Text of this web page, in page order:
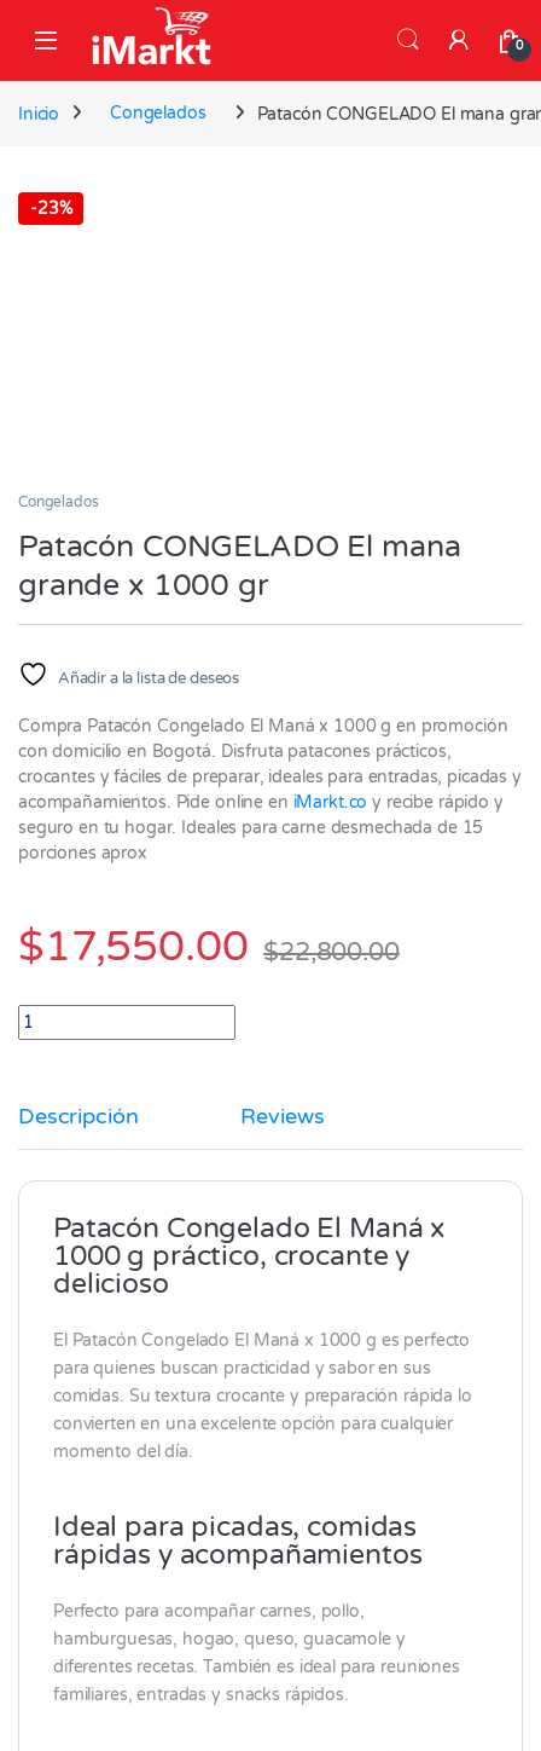
0
Inicio Congelados Patacón CONGELADO El mana
-23%
Congelados
Patacón CONGELADO El mana
grande x 1000 gr
Añadir a la lista de deseos
Compra Patacón Congelado El Maná x 1000 g en promoción
con domicilio en Bogotá. Disfruta patacones prácticos,
crocantes y fáciles de preparar, ideales para entradas, picadas y
acompañamientos. Pide online en iMarkt.co y recibe rápido y
seguro en tu hogar. Ideales para carne desmechada de 15
porciones aprox
$17,550.00 $22,800.00
Patacón CONGELADO El mana grande x 1000 gr quantity
Descripción Reviews
Patacón Congelado El Maná x
1000 g práctico, crocante y
delicioso
El Patacón Congelado El Maná x 1000 g es perfecto
para quienes buscan practicidad y sabor en sus
comidas. Su textura crocante y preparación rápida lo
convierten en una excelente opción para cualquier
momento del día.
Ideal para picadas, comidas
rápidas y acompañamientos
Perfecto para acompañar carnes, pollo,
hamburguesas, hogao, queso, guacamole y
diferentes recetas. También es ideal para reuniones
familiares, entradas y snacks rápidos.